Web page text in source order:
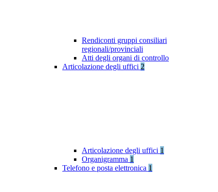
Rendiconti gruppi consiliari
regionali/provinciali
Atti degli organi di controllo
Articolazione degli uffici 2
Articolazione degli uffici 1
Organigramma 1
Telefono e posta elettronica 1